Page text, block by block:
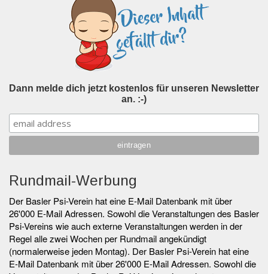
Dann melde dich jetzt kostenlos für unseren Newsletter
an. :-)
Rundmail-Werbung
Der Basler Psi-Verein hat eine E-Mail Datenbank mit über
26'000 E-Mail Adressen. Sowohl die Veranstaltungen des Basler
Psi-Vereins wie auch externe Veranstaltungen werden in der
Regel alle zwei Wochen per Rundmail angekündigt
(normalerweise jeden Montag). Der Basler Psi-Verein hat eine
E-Mail Datenbank mit über 26'000 E-Mail Adressen. Sowohl die